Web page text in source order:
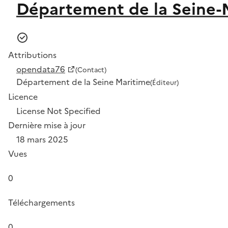
Département de la
Attributions
opendata76
(Contact)
Département de la Seine Maritime(Éditeur)
Licence
License Not Specified
Dernière mise à jour
18 mars 2025
Vues
0
Téléchargements